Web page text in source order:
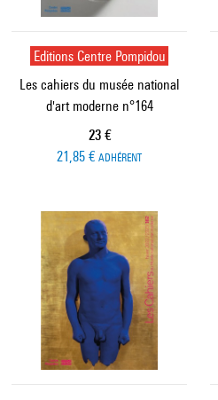
Editions Centre Pompidou
Les cahiers du musée national
d'art moderne n°164
Prix ​​actuel
23 €
21,85 € ADHÉRENT